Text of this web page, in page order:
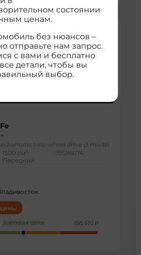
automatic two-wheel drive i3 model
1500 см 3
Передний
19586074
Хорошая цена 895 670 ₽
состоянии
ценам.
без нюансов –
отправьте нам запрос.
с вами и бесплатно
детали, чтобы вы
выбор.